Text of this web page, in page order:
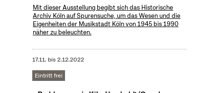
Mit dieser Ausstellung begibt sich das Historische
Archiv Köln auf Spurensuche, um das Wesen und die
Eigenheiten der Musikstadt Köln von 1945 bis 1990
näher zu beleuchten.
17.11. bis2.12.2022
Eintritt frei